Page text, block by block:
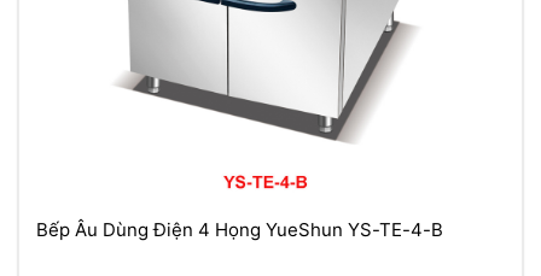
Bếp Âu Dùng Điện 4 Họng YueShun YS-TE-4-B